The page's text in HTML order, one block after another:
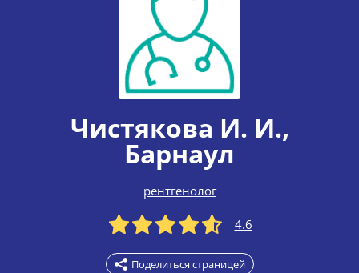
Чистякова И. И.,
Барнаул
рентгенолог
4.6
Поделиться страницей